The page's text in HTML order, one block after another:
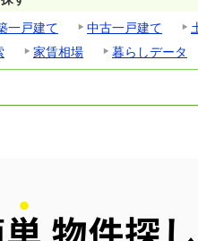
一戸建て 中古一戸建て
家賃相場 暮らしデータ